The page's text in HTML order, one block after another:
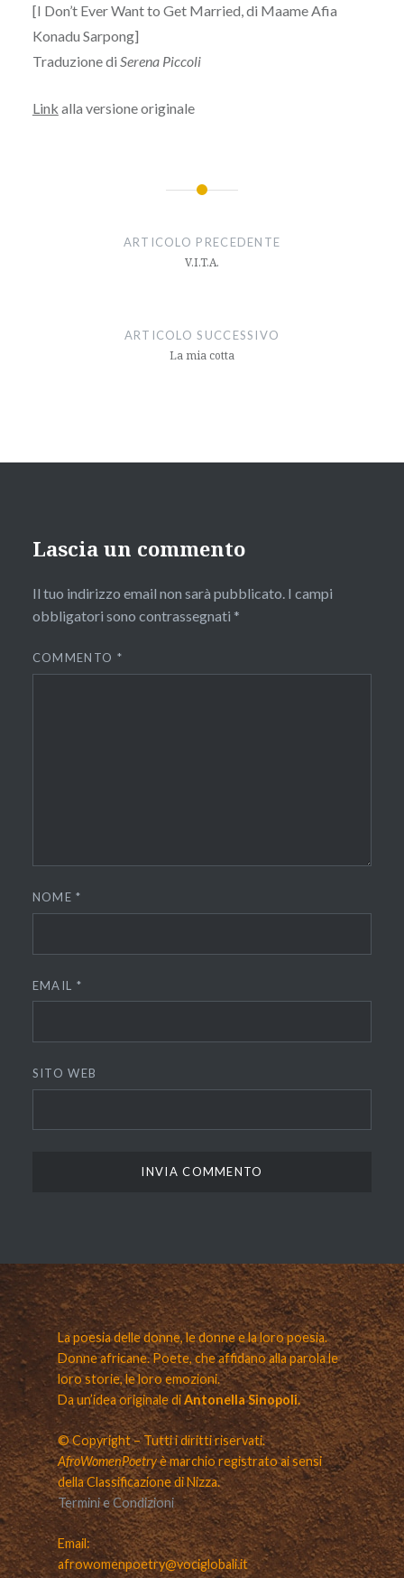
[I Don’t Ever Want to Get Married, di Maame Afia
Konadu Sarpong]
Traduzione di Serena Piccoli
Link alla versione originale
ARTICOLO PRECEDENTE
V.I.T.A.
ARTICOLO SUCCESSIVO
La mia cotta
Lascia un commento
Il tuo indirizzo email non sarà pubblicato. I campi
obbligatori sono contrassegnati *
COMMENTO *
NOME*
EMAIL *
SITO WEB
La poesia delle donne, le donne e la loro poesia.
Donne africane. Poete, che affidano alla parola le
loro storie, le loro emozioni.
Da un’idea originale diAntonella Sinopoli.
© Copyright – Tutti i diritti riservati.
AfroWomenPoetryè marchio registrato ai sensi
della Classificazione di Nizza.
Termini e Condizioni
Email:
afrowomenpoetry@vociglobali.it